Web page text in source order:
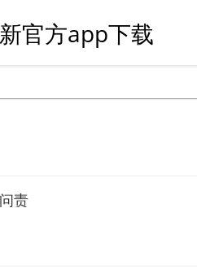
官方app下载
责